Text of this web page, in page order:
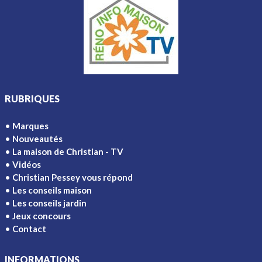
RUBRIQUES
Marques
Nouveautés
La maison de Christian - TV
Vidéos
Christian Pessey vous répond
Les conseils maison
Les conseils jardin
Jeux concours
Contact
INFORMATIONS